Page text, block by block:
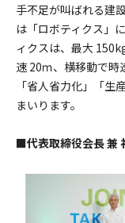
手不足が叫ばれる建
は「ロボティクス」
ィクスは、最大
速 20ｍ、横移動で時
「省人省力化」「生
まいります。
■代表取締役会長 兼